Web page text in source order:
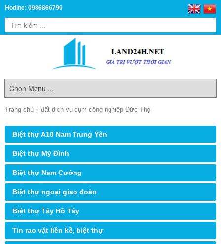
Hotline: 0986866790
Trang chủ » đất dịch vụ cụm công nghiệp Đức Thọ
Biệt thự A10 Nam Trung Yên
Biệt thự Mỹ Đình
Biệt thự Nam Cường
Biệt thự ngoại giao đoàn
Biệt thự Tây Hồ Tây
Tin rao vặt liền kề, biệt thự